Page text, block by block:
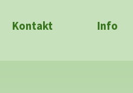
▼
Kontakt Info